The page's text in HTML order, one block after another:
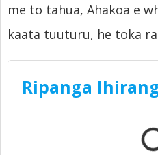
me to tahua, Ahakoa e
kaata tuuturu, he toka
Ripanga